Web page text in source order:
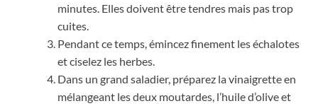
minutes. Elles doivent être tendres mais pas trop
cuites.
Pendant ce temps, émincez finement les échalotes
et ciselez les herbes.
Dans un grand saladier, préparez la vinaigrette en
mélangeant les deux moutardes, l’huile d’olive et